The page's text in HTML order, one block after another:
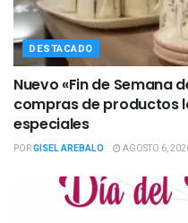
DESTACADO
Nuevo «Fin de Semana
compras de productos
especiales
PORGISEL AREBALO AGOSTO 6,